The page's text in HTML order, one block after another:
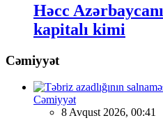
Həcc
kapitalı kimi
Cəmiyyət
Cəmiyyət
8 Avqust 2026, 00:41